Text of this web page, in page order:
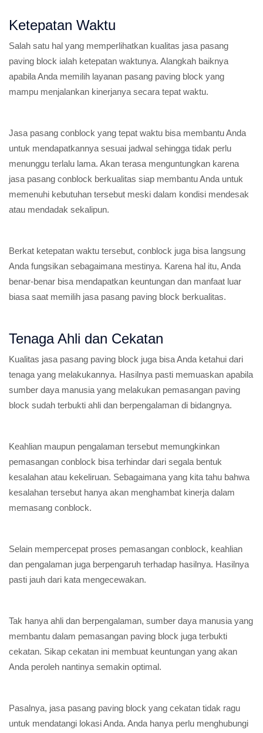
Ketepatan Waktu
Salah satu hal yang memperlihatkan kualitas jasa pasang
paving block ialah ketepatan waktunya. Alangkah baiknya
apabila Anda memilih layanan pasang paving block yang
mampu menjalankan kinerjanya secara tepat waktu.
Jasa pasang conblock yang tepat waktu bisa membantu Anda
untuk mendapatkannya sesuai jadwal sehingga tidak perlu
menunggu terlalu lama. Akan terasa menguntungkan karena
jasa pasang conblock berkualitas siap membantu Anda untuk
memenuhi kebutuhan tersebut meski dalam kondisi mendesak
atau mendadak sekalipun.
Berkat ketepatan waktu tersebut, conblock juga bisa langsung
Anda fungsikan sebagaimana mestinya. Karena hal itu, Anda
benar-benar bisa mendapatkan keuntungan dan manfaat luar
biasa saat memilih jasa pasang paving block berkualitas.
Tenaga Ahli dan Cekatan
Kualitas jasa pasang paving block juga bisa Anda ketahui dari
tenaga yang melakukannya. Hasilnya pasti memuaskan apabila
sumber daya manusia yang melakukan pemasangan paving
block sudah terbukti ahli dan berpengalaman di bidangnya.
Keahlian maupun pengalaman tersebut memungkinkan
pemasangan conblock bisa terhindar dari segala bentuk
kesalahan atau kekeliruan. Sebagaimana yang kita tahu bahwa
kesalahan tersebut hanya akan menghambat kinerja dalam
memasang conblock.
Selain mempercepat proses pemasangan conblock, keahlian
dan pengalaman juga berpengaruh terhadap hasilnya. Hasilnya
pasti jauh dari kata mengecewakan.
Tak hanya ahli dan berpengalaman, sumber daya manusia yang
membantu dalam pemasangan paving block juga terbukti
cekatan. Sikap cekatan ini membuat keuntungan yang akan
Anda peroleh nantinya semakin optimal.
Pasalnya, jasa pasang paving block yang cekatan tidak ragu
untuk mendatangi lokasi Anda. Anda hanya perlu menghubungi